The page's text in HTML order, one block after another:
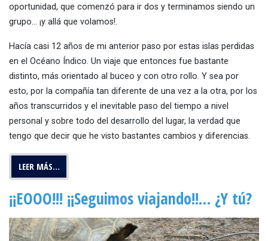
oportunidad, que comenzó para ir dos y terminamos siendo un
grupo… ¡y allá que volamos!.
Hacía casi 12 años de mi anterior paso por estas islas perdidas
en el Océano Índico. Un viaje que entonces fue bastante
distinto, más orientado al buceo y con otro rollo. Y sea por
esto, por la compañía tan diferente de una vez a la otra, por los
años transcurridos y el inevitable paso del tiempo a nivel
personal y sobre todo del desarrollo del lugar, la verdad que
tengo que decir que he visto bastantes cambios y diferencias.
LEER MÁS…
¡¡EOOO!!! ¡¡Seguimos viajando!!… ¿Y tú?